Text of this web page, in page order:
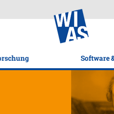
Software